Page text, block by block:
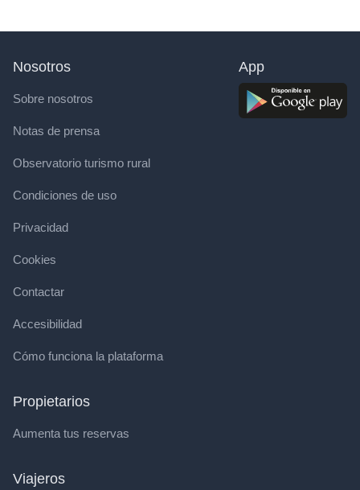
Nosotros
Sobre nosotros
Notas de prensa
Observatorio turismo rural
Condiciones de uso
Privacidad
Cookies
Contactar
Accesibilidad
Cómo funciona la plataforma
Propietarios
Aumenta tus reservas
Viajeros
App